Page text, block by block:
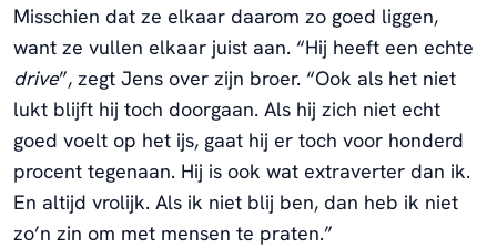
Misschien dat ze elkaar daarom zo goed liggen,
want ze vullen elkaar juist aan. “Hij heeft een echte
drive”, zegt Jens over zijn broer. “Ook als het niet
lukt blijft hij toch doorgaan. Als hij zich niet echt
goed voelt op het ijs, gaat hij er toch voor honderd
procent tegenaan. Hij is ook wat extraverter dan ik.
En altijd vrolijk. Als ik niet blij ben, dan heb ik niet
zo’n zin om met mensen te praten.”